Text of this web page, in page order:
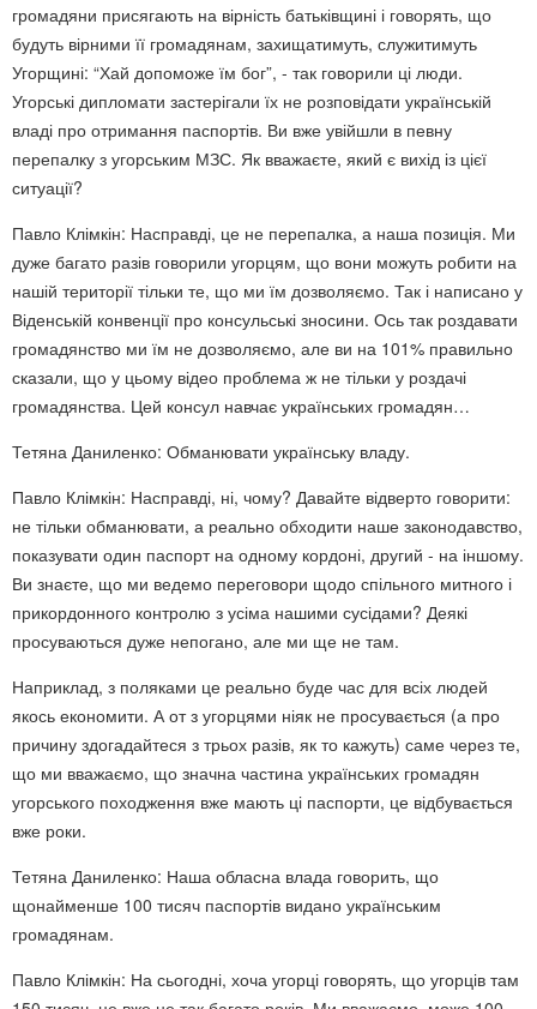
громадяни присягають на вірність батьківщині і говорять, що
будуть вірними її громадянам, захищатимуть, служитимуть
Угорщині: “Хай допоможе їм бог”, - так говорили ці люди.
Угорські дипломати застерігали їх не розповідати українській
владі про отримання паспортів. Ви вже увійшли в певну
перепалку з угорським МЗС. Як вважаєте, який є вихід із цієї
ситуації?
Павло Клімкін: Насправді, це не перепалка, а наша позиція. Ми
дуже багато разів говорили угорцям, що вони можуть робити на
нашій території тільки те, що ми їм дозволяємо. Так і написано у
Віденській конвенції про консульські зносини. Ось так роздавати
громадянство ми їм не дозволяємо, але ви на 101% правильно
сказали, що у цьому відео проблема ж не тільки у роздачі
громадянства. Цей консул навчає українських громадян…
Тетяна Даниленко: Обманювати українську владу.
Павло Клімкін: Насправді, ні, чому? Давайте відверто говорити:
не тільки обманювати, а реально обходити наше законодавство,
показувати один паспорт на одному кордоні, другий - на іншому.
Ви знаєте, що ми ведемо переговори щодо спільного митного і
прикордонного контролю з усіма нашими сусідами? Деякі
просуваються дуже непогано, але ми ще не там.
Наприклад, з поляками це реально буде час для всіх людей
якось економити. А от з угорцями ніяк не просувається (а про
причину здогадайтеся з трьох разів, як то кажуть) саме через те,
що ми вважаємо, що значна частина українських громадян
угорського походження вже мають ці паспорти, це відбувається
вже роки.
Тетяна Даниленко: Наша обласна влада говорить, що
щонайменше 100 тисяч паспортів видано українським
громадянам.
Павло Клімкін: На сьогодні, хоча угорці говорять, що угорців там